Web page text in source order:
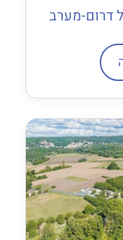
דרום-מערב